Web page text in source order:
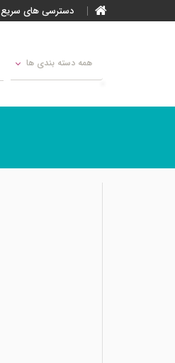
دسترسی های سریع
همه دسته بندی ها